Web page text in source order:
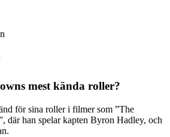
mest kända roller?
för sina roller i filmer som ”The
där han spelar kapten Byron Hadley, och